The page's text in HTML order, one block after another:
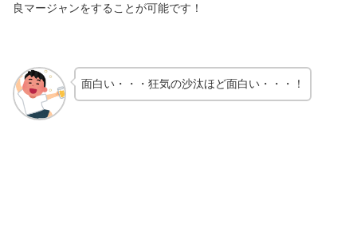
良マージャンをすることが可能です！
面白い・・・狂気の沙汰ほど面白い・・・！